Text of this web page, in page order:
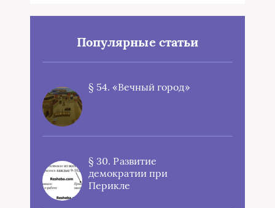
Популярные статьи
§ 54. «Вечный город»
§ 30. Развитие
демократии при
Перикле